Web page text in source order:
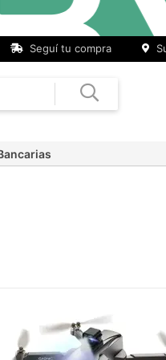
Seguí tu compra